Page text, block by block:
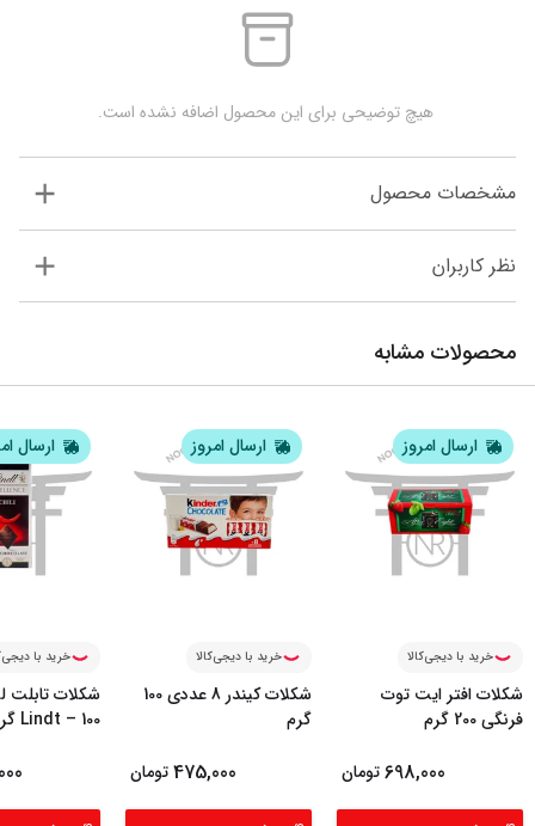
هیچ توضیحی برای این محصول اضافه نشده است.
مشخصات محصول
نظر کاربران
محصولات مشابه
ارسال امروز
خرید با دیجی‌کالا
شکلات افتر ایت توت
فرنگی 200 گرم
698,000 تومان
ارسال امروز
خرید با دیجی‌کالا
شکلات کیندر 8 عددی 100
گرم
475,000 تومان
ارسال
خرید با
شکلات تابلت
Lindt – 100 گرم